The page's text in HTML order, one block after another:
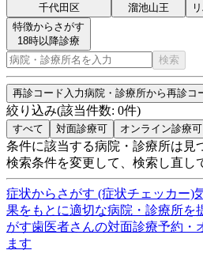
千代田区
溜池山王
特徴からさがす
18時以降診療
検索
再診コード入力病院・診療所から再診コ
絞り込み(該当件数: 0件)
すべて 対面診療可 オンライン診療可
条件に該当する病院・診療所は見
検索条件を変更して、検索し直し
症状からさがす (症状チェッカー)
果をもとに適切な病院・診療所を
がす歯医者さんの対面診療予約・
ます